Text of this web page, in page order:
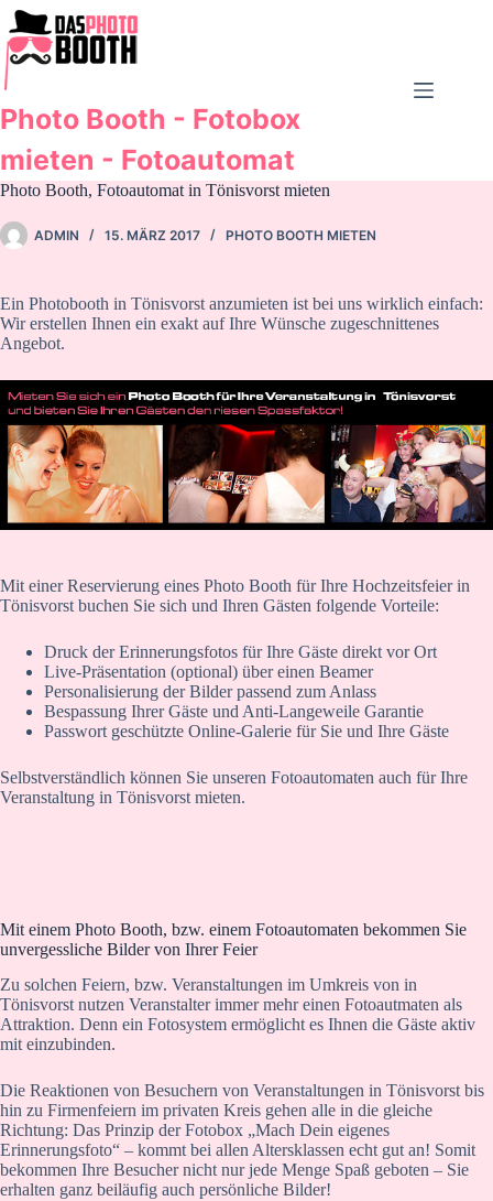
Zum
Inhalt
springen
Photo Booth - Fotobox
mieten - Fotoautomat
Photo Booth, Fotoautomat in Tönisvorst mieten
ADMIN 15. MÄRZ 2017 PHOTO BOOTH MIETEN
Ein Photobooth in Tönisvorst anzumieten ist bei uns wirklich einfach:
Wir erstellen Ihnen ein exakt auf Ihre Wünsche zugeschnittenes
Angebot.
Mit einer Reservierung eines Photo Booth für Ihre Hochzeitsfeier in
Tönisvorst buchen Sie sich und Ihren Gästen folgende Vorteile:
Druck der Erinnerungsfotos für Ihre Gäste direkt vor Ort
Live-Präsentation (optional) über einen Beamer
Personalisierung der Bilder passend zum Anlass
Bespassung Ihrer Gäste und Anti-Langeweile Garantie
Passwort geschützte Online-Galerie für Sie und Ihre Gäste
Selbstverständlich können Sie unseren Fotoautomaten auch für Ihre
Veranstaltung in Tönisvorst mieten.
Mit einem Photo Booth, bzw. einem Fotoautomaten bekommen Sie
unvergessliche Bilder von Ihrer Feier
Zu solchen Feiern, bzw. Veranstaltungen im Umkreis von in
Tönisvorst nutzen Veranstalter immer mehr einen Fotoautmaten als
Attraktion. Denn ein Fotosystem ermöglicht es Ihnen die Gäste aktiv
mit einzubinden.
Die Reaktionen von Besuchern von Veranstaltungen in Tönisvorst bis
hin zu Firmenfeiern im privaten Kreis gehen alle in die gleiche
Richtung: Das Prinzip der Fotobox „Mach Dein eigenes
Erinnerungsfoto“ – kommt bei allen Altersklassen echt gut an! Somit
bekommen Ihre Besucher nicht nur jede Menge Spaß geboten – Sie
erhalten ganz beiläufig auch persönliche Bilder!